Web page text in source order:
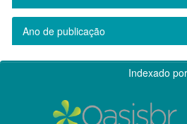
Ano de publicação
Indexado por